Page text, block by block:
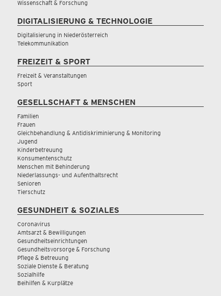
Wissenschaft & Forschung
DIGITALISIERUNG & TECHNOLOGIE
Digitalisierung in Niederösterreich
Telekommunikation
FREIZEIT & SPORT
Freizeit & Veranstaltungen
Sport
GESELLSCHAFT & MENSCHEN
Familien
Frauen
Gleichbehandlung & Antidiskriminierung & Monitoring
Jugend
Kinderbetreuung
Konsumentenschutz
Menschen mit Behinderung
Niederlassungs- und Aufenthaltsrecht
Senioren
Tierschutz
GESUNDHEIT & SOZIALES
Coronavirus
Amtsarzt & Bewilligungen
Gesundheitseinrichtungen
Gesundheitsvorsorge & Forschung
Pflege & Betreuung
Soziale Dienste & Beratung
Sozialhilfe
Beihilfen & Kurplätze